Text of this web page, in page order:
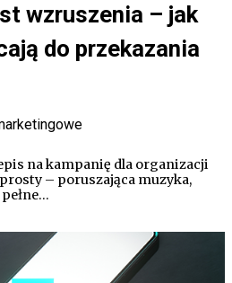
wzruszenia – jak
do przekazania
na kampanię dla organizacji
– poruszająca muzyka,